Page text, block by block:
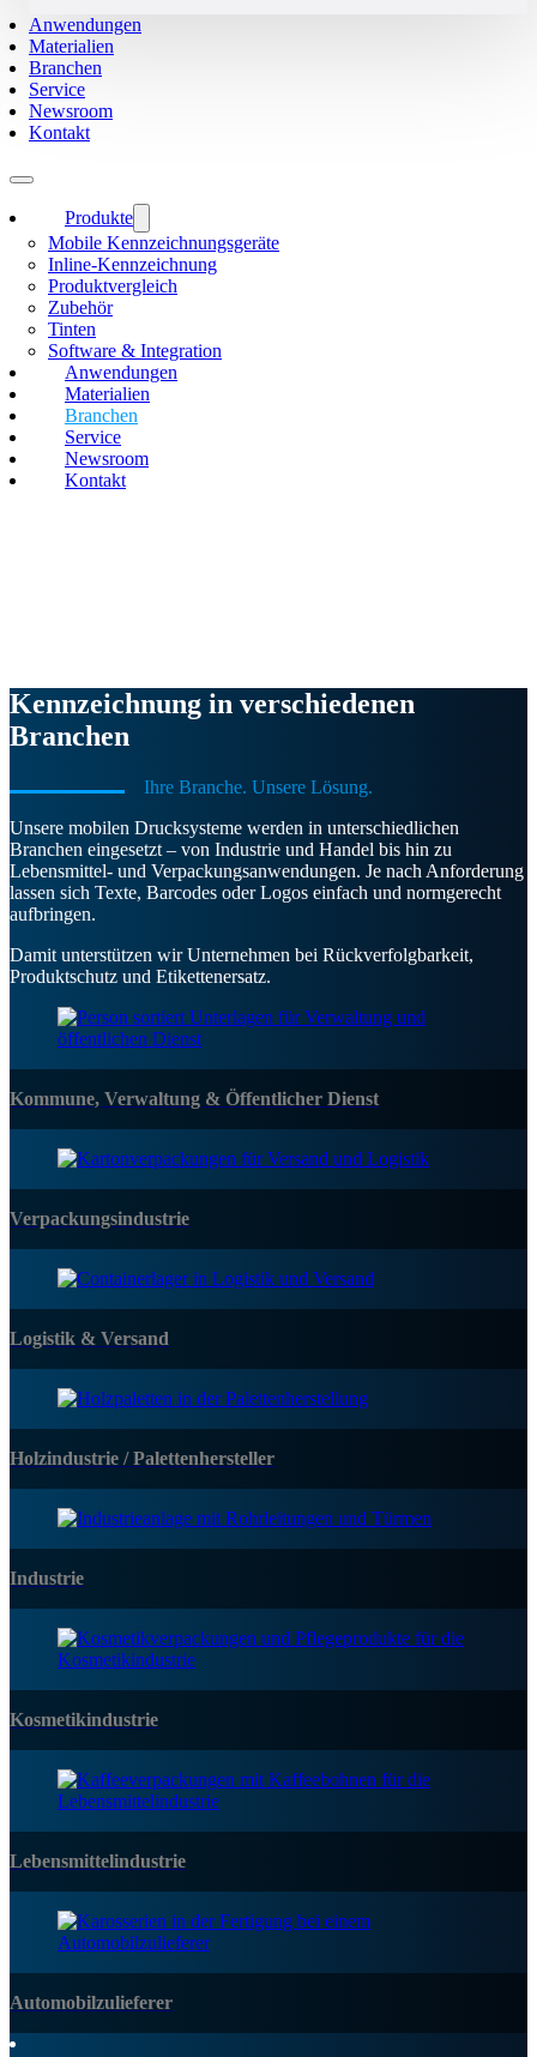
Anwendungen
Materialien
Branchen
Service
Newsroom
Kontakt
Produkte
Mobile Kennzeichnungsgeräte
Inline-Kennzeichnung
Produktvergleich
Zubehör
Tinten
Software & Integration
Anwendungen
Materialien
Branchen
Service
Newsroom
Kontakt
Kennzeichnung in verschiedenen
Branchen
Ihre Branche. Unsere Lösung.
Unsere mobilen Drucksysteme werden in unterschiedlichen
Branchen eingesetzt – von Industrie und Handel bis hin zu
Lebensmittel- und Verpackungsanwendungen. Je nach Anforderung
lassen sich Texte, Barcodes oder Logos einfach und normgerecht
aufbringen.
Damit unterstützen wir Unternehmen bei Rückverfolgbarkeit,
Produktschutz und Etikettenersatz.
Kommune, Verwaltung & Öffentlicher Dienst
Verpackungsindustrie
Logistik & Versand
Holzindustrie / Palettenhersteller
Industrie
Kosmetikindustrie
Lebensmittelindustrie
Automobilzulieferer